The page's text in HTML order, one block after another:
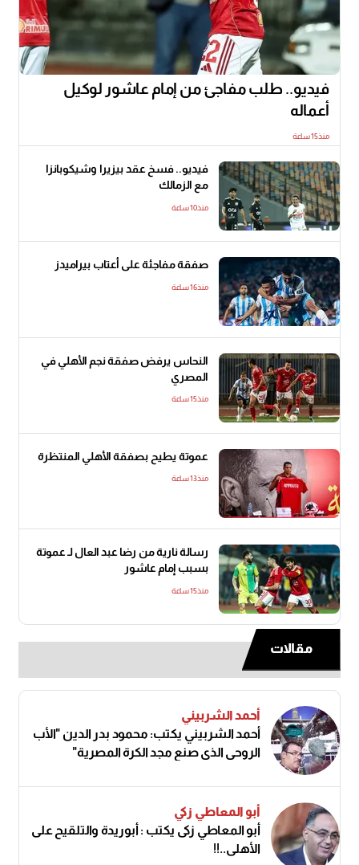
فيديو.. طلب مفاجئ من إمام عاشور لوكيل
أعماله
منذ15 ساعة
فيديو.. فسخ عقد بيزيرا وشيكوبانزا
مع الزمالك
منذ10 ساعة
صفقة مفاجئة على أعتاب بيراميدز
منذ16 ساعة
النحاس يرفض صفقة نجم الأهلي في
المصري
منذ15 ساعة
عموتة يطيح بصفقة الأهلي المنتظرة
منذ13 ساعة
رسالة نارية من رضا عبد العال لـ عموتة
بسبب إمام عاشور
منذ15 ساعة
مقالات
أحمد الشربيني
أحمد الشربيني يكتب: محمود بدر الدين "الأب
الروحي الذي صنع مجد الكرة المصرية"
أبو المعاطي زكي
أبو المعاطي زكى يكتب : أبوريدة والتلقيح على
الأهلى..!!